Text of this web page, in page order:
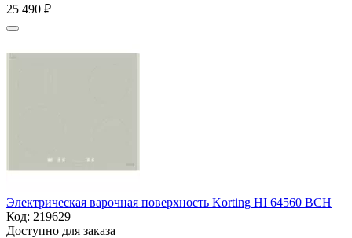
25 490 ₽
Электрическая варочная поверхность Korting HI 64560 BCH
Код: 219629
Доступно для заказа